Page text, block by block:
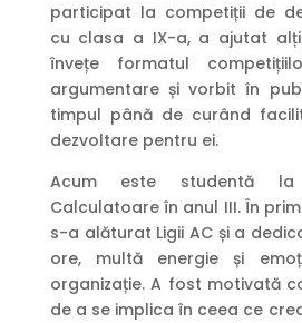
participat la competiții de
cu clasa a IX-a, a ajutat
învețe formatul
argumentare și vorbit în
timpul până de curând
dezvoltare pentru ei.
Acum este studentă la
Calculatoare în anul III. În
s-a alăturat Ligii AC și a
ore, multă energie și
organizație. A fost motivată
de a se implica în ceea ce